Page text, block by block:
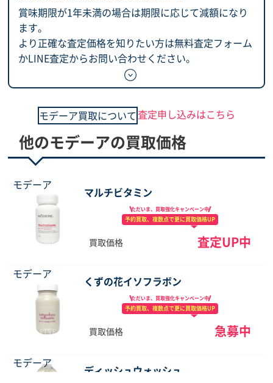
賞味期限が1年未満の場合は期限に応じて減額になり
ます。
より正確な査定価格を知りたい方は無料査定フォーム
かLINE査定からお問い合わせください。
モデーア買取について査定申し込みはこちら
他のモデーアの買取価格
モデーア
マルチビタミン
ただいま、買取強化キャンペーン中
予約買取、複数点で更に買取価格UP
買取価格 査定UP中
モデーア
くずの花イソフラボン
ただいま、買取強化キャンペーン中
予約買取、複数点で更に買取価格UP
買取価格 急募中
モデーア
ディッシュウォッシュ